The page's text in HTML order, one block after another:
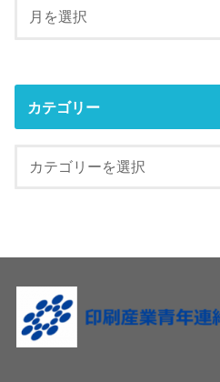
カテゴリー